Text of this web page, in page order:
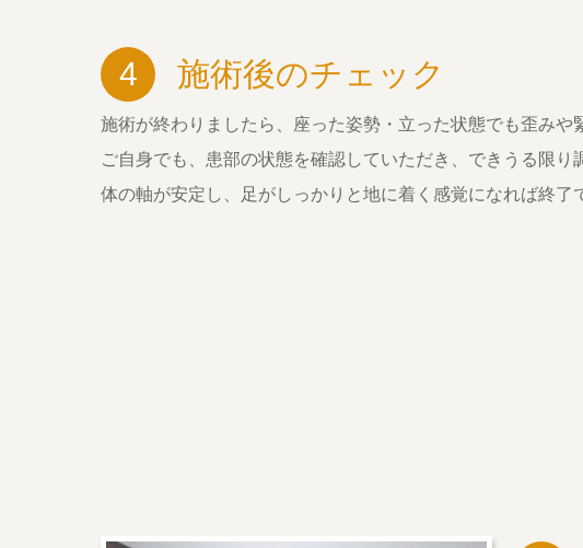
4 施術後のチェック
施術が終わりましたら、座った姿勢・立った状態でも歪みや
ご自身でも、患部の状態を確認していただき、できうる限り
体の軸が安定し、足がしっかりと地に着く感覚になれば終了